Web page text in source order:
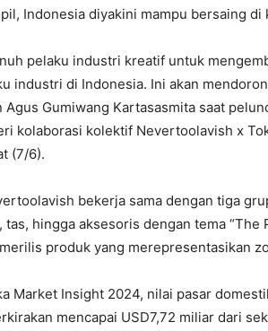
Indonesia diyakini mampu bersaing di
pelaku industri kreatif untuk
industri di Indonesia. Ini akan
Gumiwang Kartasasmita saat
kolaborasi kolektif Nevertoolavish x
(7/6).
bekerja sama dengan tiga
hingga aksesoris dengan tema “The
produk yang merepresentasikan
Market Insight 2024, nilai pasar
mencapai USD7,72 miliar dari